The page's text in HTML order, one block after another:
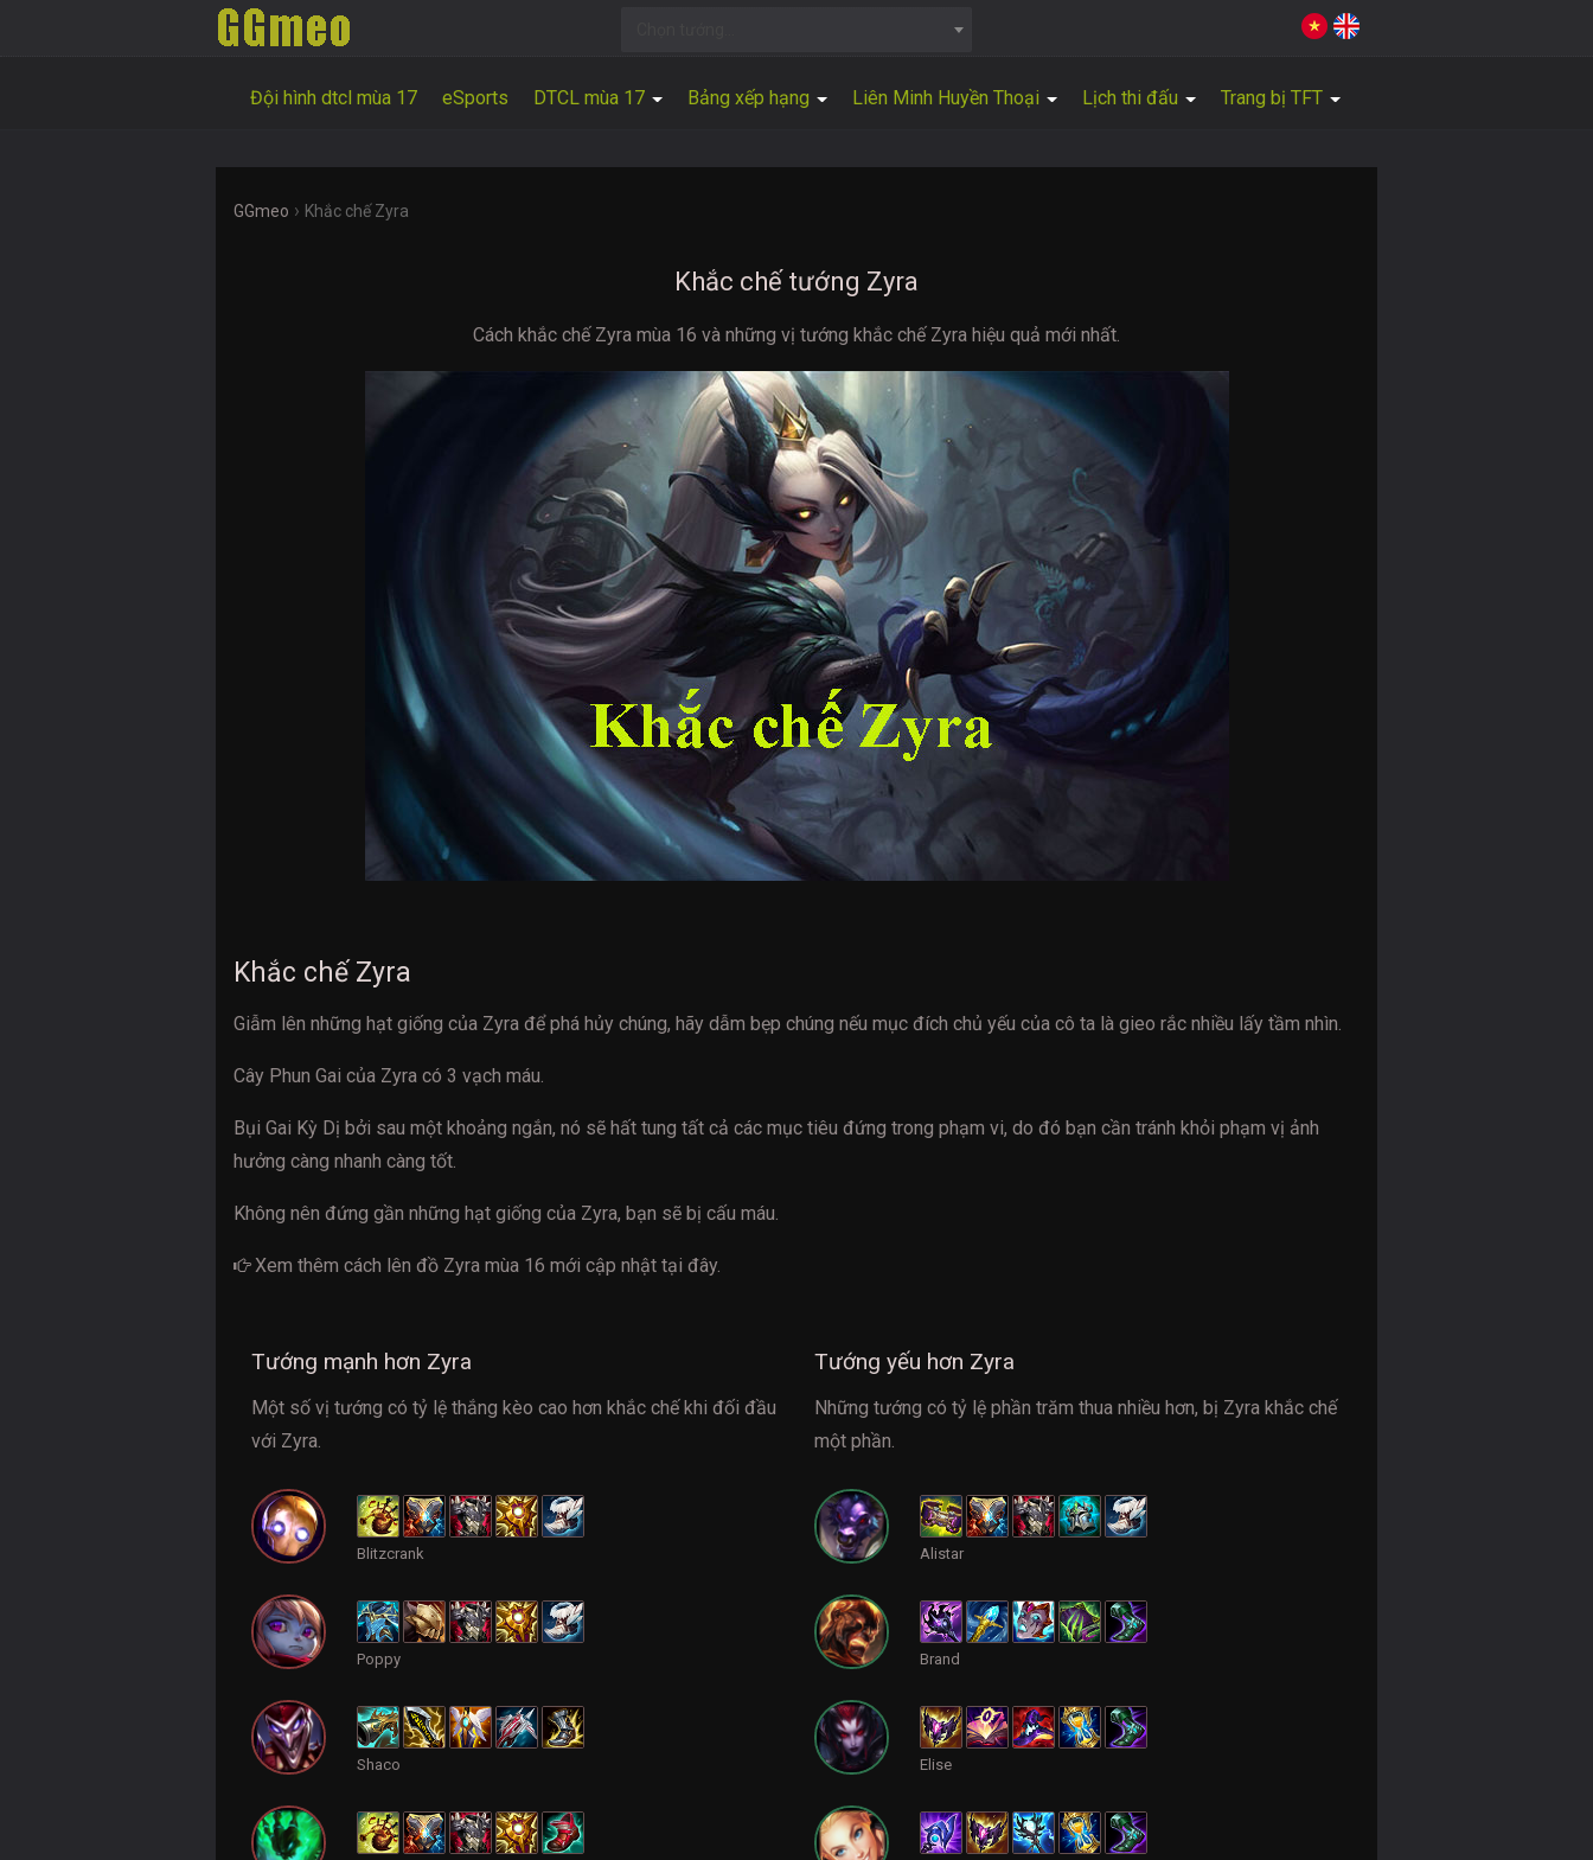
Đội hình dtcl mùa 17 eSports DTCL mùa 17 Bảng xếp hạng Liên Minh Huyền Thoại Lịch thi đấu Trang bị TFT
GGmeo › Khắc chế Zyra
Khắc chế tướng Zyra
Cách khắc chế Zyra mùa 16 và những vị tướng khắc chế Zyra hiệu quả mới nhất.
Khắc chế Zyra
Giẫm lên những hạt giống của Zyra để phá hủy chúng, hãy dẫm bẹp chúng nếu mục đích chủ yếu của cô ta là gieo rắc nhiều lấy tầm nhìn.
Cây Phun Gai của Zyra có 3 vạch máu.
Bụi Gai Kỳ Dị bởi sau một khoảng ngắn, nó sẽ hất tung tất cả các mục tiêu đứng trong phạm vi, do đó bạn cần tránh khỏi phạm vị ảnh
hưởng càng nhanh càng tốt.
Không nên đứng gần những hạt giống của Zyra, bạn sẽ bị cấu máu.
Xem thêm cách lên đồ Zyra mùa 16 mới cập nhật tại đây.
Tướng mạnh hơn Zyra
Một số vị tướng có tỷ lệ thắng kèo cao hơn khắc chế khi đối đầu
với Zyra.
Blitzcrank
Poppy
Shaco
Tướng yếu hơn Zyra
Những tướng có tỷ lệ phần trăm thua nhiều hơn, bị Zyra khắc chế
một phần.
Alistar
Brand
Elise